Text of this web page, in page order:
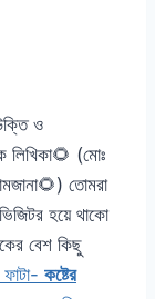
ও
লিখিকা🌻 (মোঃ
তোমরা
হয়ে থাকো
বেশ কিছু
কষ্টের